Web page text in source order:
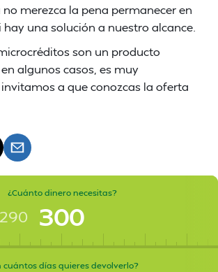
merezca la pena permanecer en
una solución a nuestro alcance.
son un producto
algunos casos, es muy
a que conozcas la oferta
¿Cuánto dinero necesitas?
290 300
cuántos días quieres devolverlo?